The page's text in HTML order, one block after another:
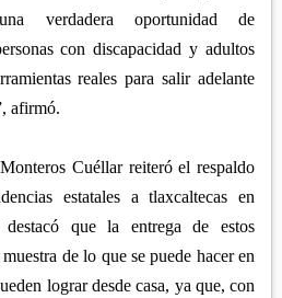
verdadera oportunidad de
con discapacidad y adultos
reales para salir adelante
afirmó.
Cuéllar reiteró el respaldo
estatales a tlaxcaltecas en
que la entrega de estos
de lo que se puede hacer en
lograr desde casa, ya que, con